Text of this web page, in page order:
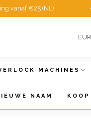
vanaf €25 (NL)
EUR
MACHINES
NAAM